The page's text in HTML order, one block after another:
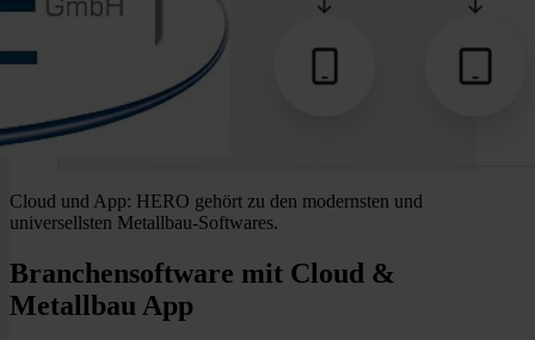
HERO einlaufen und direkt bearbeitet werden können.
Weitere nützliche Funktionen
Wenn du HERO im Alltag als Metallbauer einsetzt, profitierst du
außerdem von Funktionen wie dem praktischen
mit digitaler Plantafel
können deine Beschäftigten bequem über die App aufzeichnen.
anlegen, etwa wenn du an mehreren Tagen beim Kunden vor Ort
bist und den Fortschritt deiner Metallbau-Arbeiten oder der
Installation vor Ort festhalten willst. Außerdem lässt du Kunden
Cloud und App: HERO gehört zu den modernsten und
universellsten Metallbau-Softwares.
Branchensoftware mit Cloud &
Metallbau App